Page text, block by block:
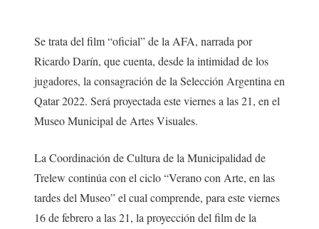
Se trata del film “oficial” de la AFA, narrada por
Ricardo Darín, que cuenta, desde la intimidad de los
jugadores, la consagración de la Selección Argentina en
Qatar 2022. Será proyectada este viernes a las 21, en el
Museo Municipal de Artes Visuales.
La Coordinación de Cultura de la Municipalidad de
Trelew continúa con el ciclo “Verano con Arte, en las
tardes del Museo” el cual comprende, para este viernes
16 de febrero a las 21, la proyección del film de la